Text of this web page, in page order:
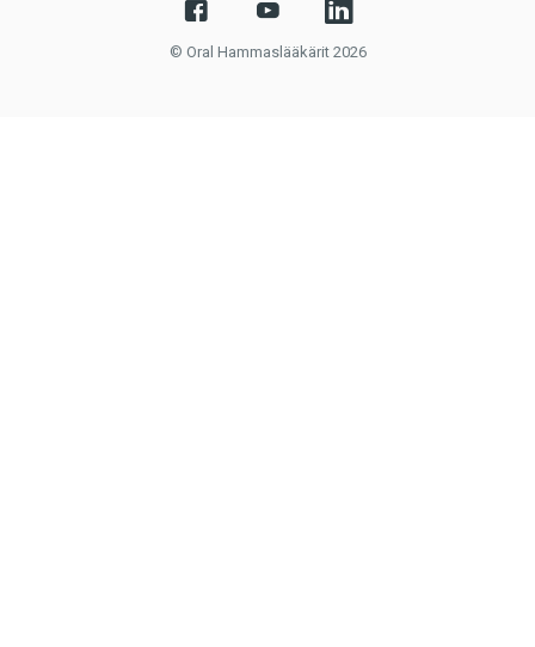
© Oral Hammaslääkärit 2026